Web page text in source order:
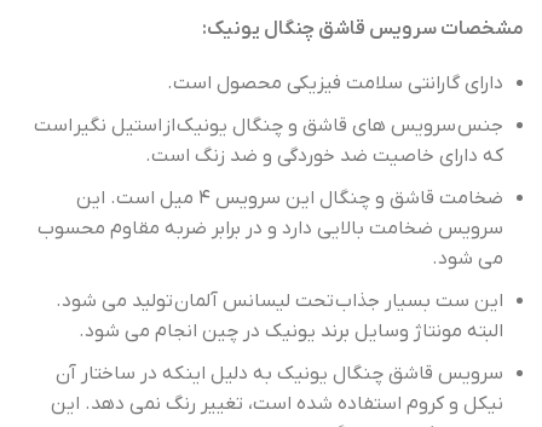
مشخصات سرویس قاشق چنگال یونیک:
دارای گارانتی سلامت فیزیکی محصول است.
جنس سرویس های قاشق و چنگال یونیک از استیل نگیر است
که دارای خاصیت ضد خوردگی و ضد زنگ است.
ضخامت قاشق و چنگال این سرویس ۴ میل است. این
سرویس ضخامت بالایی دارد و در برابر ضربه مقاوم محسوب
می شود.
این ست بسیار جذاب تحت لیسانس آلمان تولید می شود.
البته مونتاژ وسایل برند یونیک در چین انجام می شود.
سرویس قاشق چنگال یونیک به دلیل اینکه در ساختار آن
نیکل و کروم استفاده شده است، تغییر رنگ نمی دهد. این